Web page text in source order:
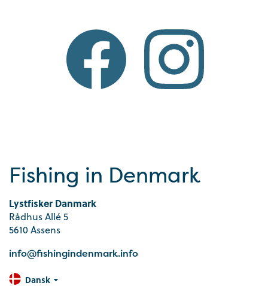
Fishing in Denmark
Lystfisker Danmark
Rådhus Allé 5
5610 Assens
info@fishingindenmark.info
Dansk